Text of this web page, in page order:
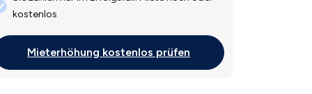
kostenlos
Mieterhöhung kostenlos prüfen